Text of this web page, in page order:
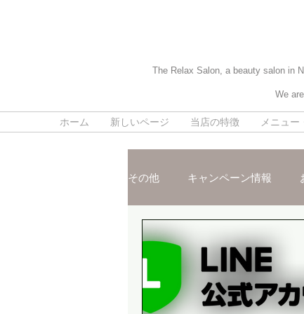
The Relax Salon, a beauty salon in
We
ホーム 新しいページ 当店の特徴 メニュー
その他 キャンペーン情報
施術ご紹介 スタッフおス